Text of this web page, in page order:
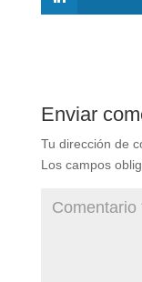
Enviar
Tu dirección de
Los campos